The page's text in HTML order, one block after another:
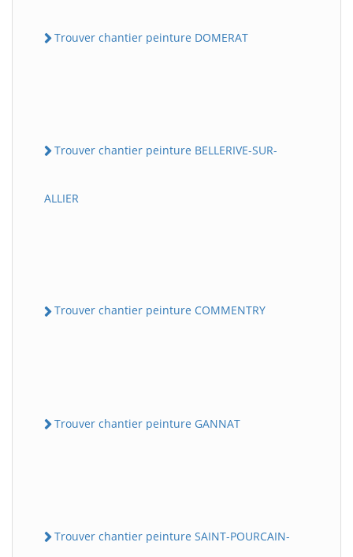
Trouver chantier peinture DOMERAT
Trouver chantier peinture BELLERIVE-SUR-
ALLIER
Trouver chantier peinture COMMENTRY
Trouver chantier peinture GANNAT
Trouver chantier peinture SAINT-POURCAIN-